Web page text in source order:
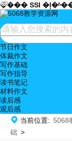
���� SSI
节日作文
体裁作文
写作基础
写作指导
读书笔记
材料作文
读后感
观后感
 当前位置: 5068
础 >









